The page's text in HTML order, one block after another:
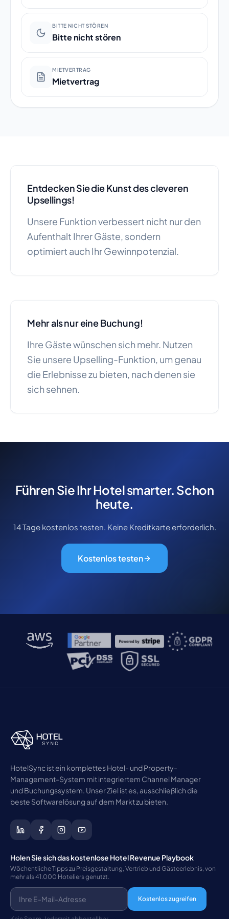
BITTE NICHT STÖREN
Bitte nicht stören
MIETVERTRAG
Mietvertrag
Entdecken Sie die Kunst des cleveren
Upsellings!
Unsere Funktion verbessert nicht nur den
Aufenthalt Ihrer Gäste, sondern
optimiert auch Ihr Gewinnpotenzial.
Mehr als nur eine Buchung!
Ihre Gäste wünschen sich mehr. Nutzen
Sie unsere Upselling-Funktion, um genau
die Erlebnisse zu bieten, nach denen sie
sich sehnen.
Führen Sie Ihr Hotel smarter. Schon
heute.
14 Tage kostenlos testen. Keine Kreditkarte erforderlich.
Kostenlos testen
HotelSync ist ein komplettes Hotel- und Property-
Management-System mit integriertem Channel Manager
und Buchungssystem. Unser Ziel ist es, ausschließlich die
beste Softwarelösung auf dem Markt zu bieten.
Holen Sie sich das kostenlose Hotel Revenue Playbook
Wöchentliche Tipps zu Preisgestaltung, Vertrieb und Gästeerlebnis, von
mehr als 41.000 Hoteliers genutzt.
Kostenlos zugreifen